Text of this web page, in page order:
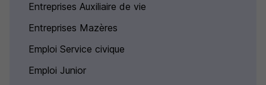
Entreprises Auxiliaire de vie
Entreprises Mazères
Emploi Service civique
Emploi Junior